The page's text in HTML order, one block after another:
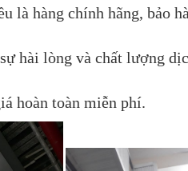
là hàng chính hãng, bảo
hài lòng và chất lượng
hoàn toàn miễn phí.